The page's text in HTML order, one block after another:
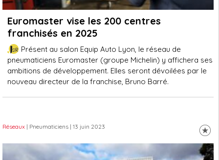
Euromaster vise les 200 centres
franchisés en 2025
Présent au salon Equip Auto Lyon, le réseau de
pneumaticiens Euromaster (groupe Michelin) y affichera ses
ambitions de développement. Elles seront dévoilées par le
nouveau directeur de la franchise, Bruno Barré.
Réseaux | Pneumaticiens | 13 juin 2023